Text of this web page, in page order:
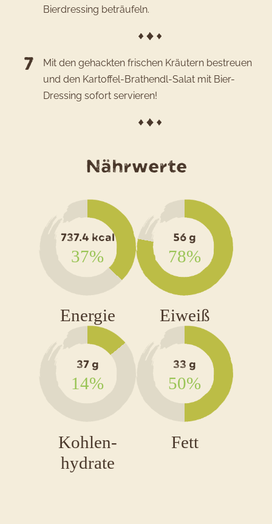
Bierdressing beträufeln.
Mit den gehackten frischen Kräutern bestreuen
und den Kartoffel-Brathendl-Salat mit Bier-
Dressing sofort servieren!
Nährwertefür
Rezept
Salat
mit
Bier-
Dressing
737.4 kcal
37%
Energie
56 g
78%
Eiweiß
37 g
14%
Kohlen-
hydrate
33 g
50%
Fett